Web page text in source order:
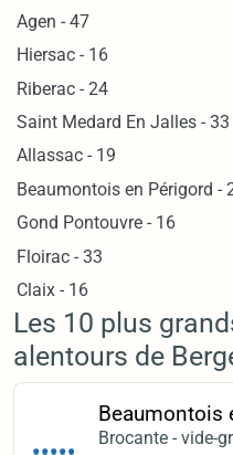
Agen - 47
Hiersac - 16
Riberac - 24
Saint Medard En Jalles - 33
Allassac - 19
Beaumontois en Périgord -
Gond Pontouvre - 16
Floirac - 33
Claix - 16
Les 10 plus
alentours de
Beaumontois
Brocante - vide-